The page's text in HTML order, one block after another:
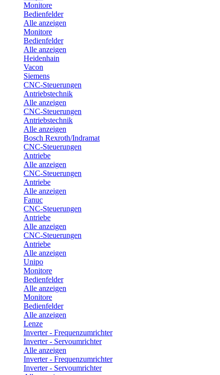
Monitore
Bedienfelder
Alle anzeigen
Monitore
Bedienfelder
Alle anzeigen
Heidenhain
Vacon
Siemens
CNC-Steuerungen
Antriebstechnik
Alle anzeigen
CNC-Steuerungen
Antriebstechnik
Alle anzeigen
Bosch Rexroth/Indramat
CNC-Steuerungen
Antriebe
Alle anzeigen
CNC-Steuerungen
Antriebe
Alle anzeigen
Fanuc
CNC-Steuerungen
Antriebe
Alle anzeigen
CNC-Steuerungen
Antriebe
Alle anzeigen
Unipo
Monitore
Bedienfelder
Alle anzeigen
Monitore
Bedienfelder
Alle anzeigen
Lenze
Inverter - Frequenzumrichter
Inverter - Servoumrichter
Alle anzeigen
Inverter - Frequenzumrichter
Inverter - Servoumrichter